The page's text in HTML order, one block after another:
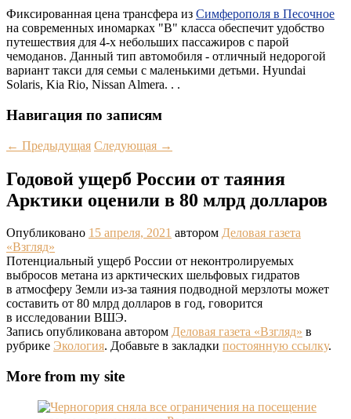
Фиксированная цена трансфера из Симферополя в Песочное
на современных иномарках "В" класса обеспечит удобство
путешествия для 4-х небольших пассажиров с парой
чемоданов. Данный тип автомобиля - отличный недорогой
вариант такси для семьи с маленькими детьми. Hyundai
Solaris, Kia Rio, Nissan Almera. . .
Навигация по записям
← Предыдущая Следующая →
Годовой ущерб России от таяния
Арктики оценили в 80 млрд долларов
Опубликовано 15 апреля, 2021 автором Деловая газета
«Взгляд»
Потенциальный ущерб России от неконтролируемых
выбросов метана из арктических шельфовых гидратов
в атмосферу Земли из-за таяния подводной мерзлоты может
составить от 80 млрд долларов в год, говорится
в исследовании ВШЭ.
Запись опубликована автором Деловая газета «Взгляд» в
рубрике Экология. Добавьте в закладки постоянную ссылку.
More from my site